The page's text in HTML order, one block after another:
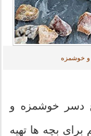
و خوشمزه
دسر خوشمزه و
بچه ها تهیه